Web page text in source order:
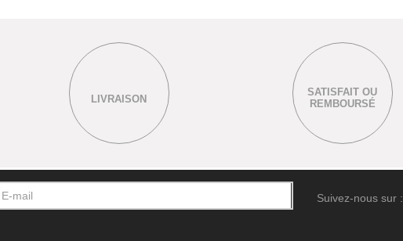
LIVRAISON
SATISFAIT OU
REMBOURSÉ
Suivez-nous sur :